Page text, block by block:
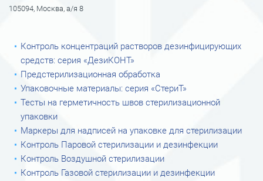
105094, Москва, а/я 8
Контроль концентраций растворов дезинфицирующих
средств: серия «ДезиКОНТ»
Предстерилизационная обработка
Упаковочные материалы: серия «СтериТ»
Тесты на герметичность швов стерилизационной
упаковки
Маркеры для надписей на упаковке для стерилизации
Контроль Паровой стерилизации и дезинфекции
Контроль Воздушной стерилизации
Контроль Газовой стерилизации и дезинфекции